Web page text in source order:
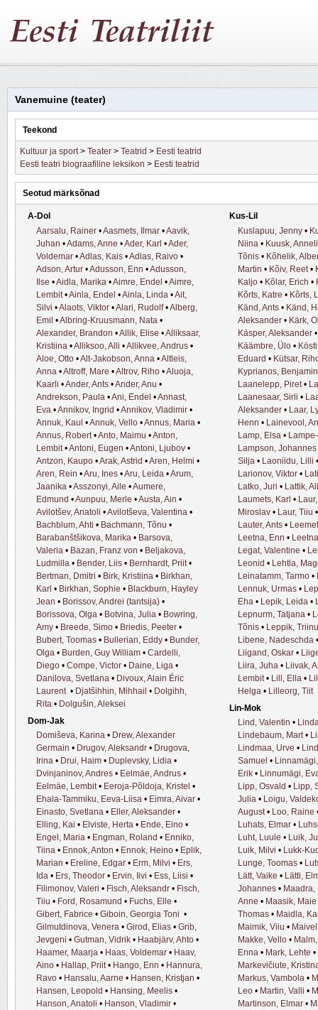
Vanemuine (teater)
Teekond
Kultuur ja sport> Teater > Teatrid > Eesti teatrid
Eesti teatri biograafiline leksikon > Eesti teatrid
Seotud märksõnad
A-Dol
Aarsalu, Rainer •Aasmets, Ilmar •Aavik,
Juhan •Adams, Anne •Ader, Karl •Ader,
Voldemar •Adlas, Kais •Adlas, Raivo •
Adson, Artur •Adusson, Enn •Adusson,
Ilse •Aidla, Marika •Aimre, Endel •Aimre,
Lembit •Ainla, Endel •Ainla, Linda •Ait,
Silvi •Alaots, Viktor •Alari, Rudolf•Alberg,
Emil •Albring-Kruusmann, Nata •
Alexander, Brandon •Allik, Elise •Alliksaar,
Kristiina •Alliksoo, Alli •Allikvee, Andrus •
Aloe, Otto •Alt-Jakobson, Anna •Altleis,
Anna •Altroff, Mare •Altrov, Riho •Aluoja,
Kaarli •Ander, Ants •Ander, Anu •
Andrekson, Paula •Ani, Endel •Annast,
Eva •Annikov, Ingrid •Annikov, Vladimir •
Annuk, Kaul •Annuk, Vello •Annus, Maria •
Annus, Robert •Anto, Maimu •Anton,
Lembit •Antoni, Eugen •Antoni, Ljubov •
Antzon, Kaupo •Arak, Astrid •Aren, Helmi •
Aren, Rein •Aru, Ines •Aru, Leida •Arum,
Jaanika •Asszonyi, Aile •Aumere,
Edmund •Aunpuu, Merle •Austa, Ain •
Avilotšev, Anatoli •Avilotševa, Valentina •
Bachblum, Ahti • Bachmann, Tõnu •
Barabanštšikova, Marika • Barsova,
Valeria • Bazan, Franz von • Beljakova,
Ludmilla • Bender, Liis • Bernhardt, Priit •
Bertman, Dmitri • Birk, Kristiina • Birkhan,
Karl • Birkhan, Sophie • Blackburn, Hayley
Jean • Borissov, Andrei (tantsija) •
Borissova, Olga • Botvina, Julia • Bowring,
Amy • Breede, Simo • Briedis, Peeter •
Bubert, Toomas • Bullerian, Eddy • Bunder,
Olga • Burden, Guy William • Cardelli,
Diego • Compe, Victor • Daine, Liga •
Danilova, Svetlana • Divoux, Alain Éric
Laurent • Djatšihhin, Mihhail • Dolgihh,
Rita • Dolgušin, Aleksei
Dom-Jak
Domiševa, Karina • Drew, Alexander
Germain • Drugov, Aleksandr • Drugova,
Irina • Drui, Haim • Duplevsky, Lidia •
Dvinjaninov, Andres • Eelmäe, Andrus •
Eelmäe, Lembit• Eeroja-Põldoja, Kristel •
Ehala-Tammiku, Eeva-Liisa • Eimra, Aivar •
Einasto, Svetlana • Eller, Aleksander •
Elling, Kai • Elviste, Herta • Ende, Eino •
Engel, Maria • Engman, Roland • Enniko,
Tiina • Ennok, Anton • Ennok, Heino • Eplik,
Marian • Ereline, Edgar • Erm, Milvi • Ers,
Ida • Ers, Theodor • Ervin, Iivi • Ess, Liisi •
Filimonov, Valeri • Fisch, Aleksandr • Fisch,
Tiiu • Ford, Rosamund • Fuchs, Elle •
Gibert, Fabrice • Giboin, Georgia Toni •
Gilmutdinova, Venera • Girod, Elias • Grib,
Jevgeni • Gutman, Vidrik • Haabjärv, Ahto •
Haamer, Maarja • Haas, Voldemar • Haav,
Aino • Hallap, Priit• Hango, Enn • Hannura,
Ravo • Hansalu, Aarne • Hansen, Kristjan •
Hansen, Leopold • Hansing, Meelis •
Hanson, Anatoli • Hanson, Vladimir •
Kus-Lil
Kuslapuu, Jenny •
Niina • Kuusk, Anneli
Tõnis • Kõhelik,
Martin • Kõiv, Reet •
Kaljo • Kõlar, Erich •
Kõrts, Katre • Kõrts,
Känd, Ants • Känd,
Aleksander • Kärk,
Käsper, Aleksander
Käämbre, Ülo •
Eduard • Kütsar,
Kyprianos, Benjamin
Laanelepp, Piret •
Laanesaar, Sirli •
Aleksander • Laar,
Henn • Lainevool,
Lamp, Elsa •
Lampson, Johannes
Silja • Laoniidu, Lilli
Larionov, Viktor •
Latko, Juri • Lattik,
Laumets, Karl •
Miroslav • Laur, Tiiu
Lauter, Ants •
Leetna, Enn •
Legat, Valentine •
Leonid • Lehtla,
Leinatamm, Tarmo •
Lennuk, Urmas •
Eha • Lepik, Leida •
Lepnurm, Tatjana •
Tõnis • Leppik, Triinu
Libene, Nadeschda
Liigand, Oskar •
Liira, Juha • Liivak,
Lembit • Lill, Ella •
Helga • Lilleorg, Tiit
Lin-Mok
Lind, Valentin •
Lindebaum, Mart•
Lindmaa, Urve •
Samuel •
Erik • Linnumägi,
Lipp, Osvald • Lipp,
Julia • Loigu,
August• Loo, Raine
Luhats, Elmar •
Luht, Luule • Luik,
Luik, Milvi • Lukk-
Lunge, Toomas •
Lätt, Vaike • Lätti,
Johannes •
Anne • Maasik, Maie
Thomas • Maidla,
Maimik, Viiu •
Makke, Vello •
Enna • Mark, Lehte •
Markevičiute,
Markus, Vambola •
Leo • Martin, Valli •
Martinson, Elmar •